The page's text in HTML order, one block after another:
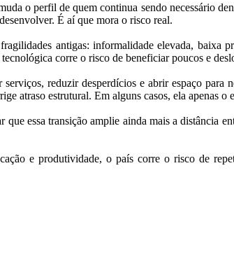
o perfil de quem continua sendo necessário
É aí que mora o risco real.
antigas: informalidade elevada, baixa
corre o risco de beneficiar poucos e
reduzir desperdícios e abrir espaço para
atraso estrutural. Em alguns casos, ela apenas o
essa transição amplie ainda mais a distância
e produtividade, o país corre o risco de